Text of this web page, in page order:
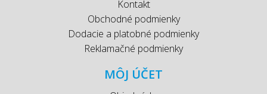
Kontakt
Obchodné podmienky
Dodacie a platobné podmienky
Reklamačné podmienky
MÔJ ÚČET